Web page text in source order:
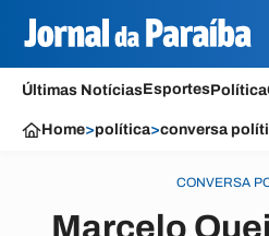
Últimas NotíciasEsportesPolítica
Home>política>conversa
CONVERSA
Marcelo